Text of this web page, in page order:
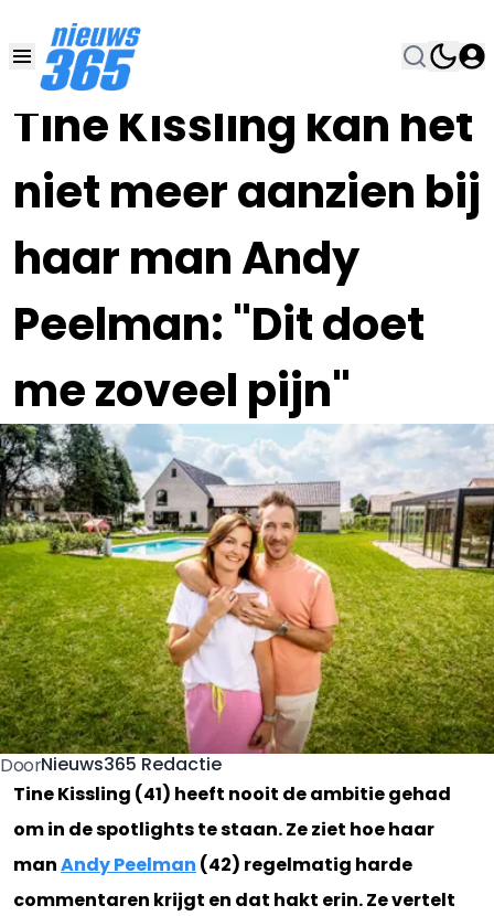
Tine Kissling kan het
niet meer aanzien bij
haar man Andy
Peelman: "Dit doet
me zoveel pijn"
30 OKT 2025, 22:00
DoorNieuws365 Redactie
Tine Kissling (41) heeft nooit de ambitie gehad
om in de spotlights te staan. Ze ziet hoe haar
manAndy Peelman (42) regelmatig harde
commentaren krijgt en dat hakt erin. Ze vertelt